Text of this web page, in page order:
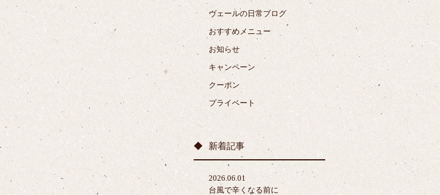
ヴェールの日常ブログ
おすすめメニュー
お知らせ
キャンペーン
クーポン
プライベート
新着記事
2026.06.01
台風で辛くなる前に